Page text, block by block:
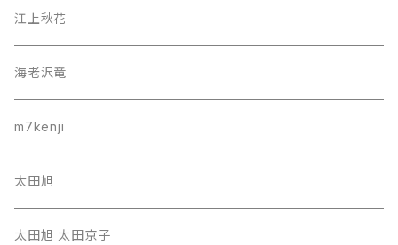
江上秋花
海老沢竜
m7kenji
太田旭
太田旭 太田京子